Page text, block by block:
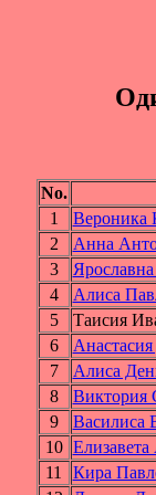
No.
1
2
Анна
3
4
Алиса
5
Таисия
6
7
Алиса
8
9
10
11
Кира